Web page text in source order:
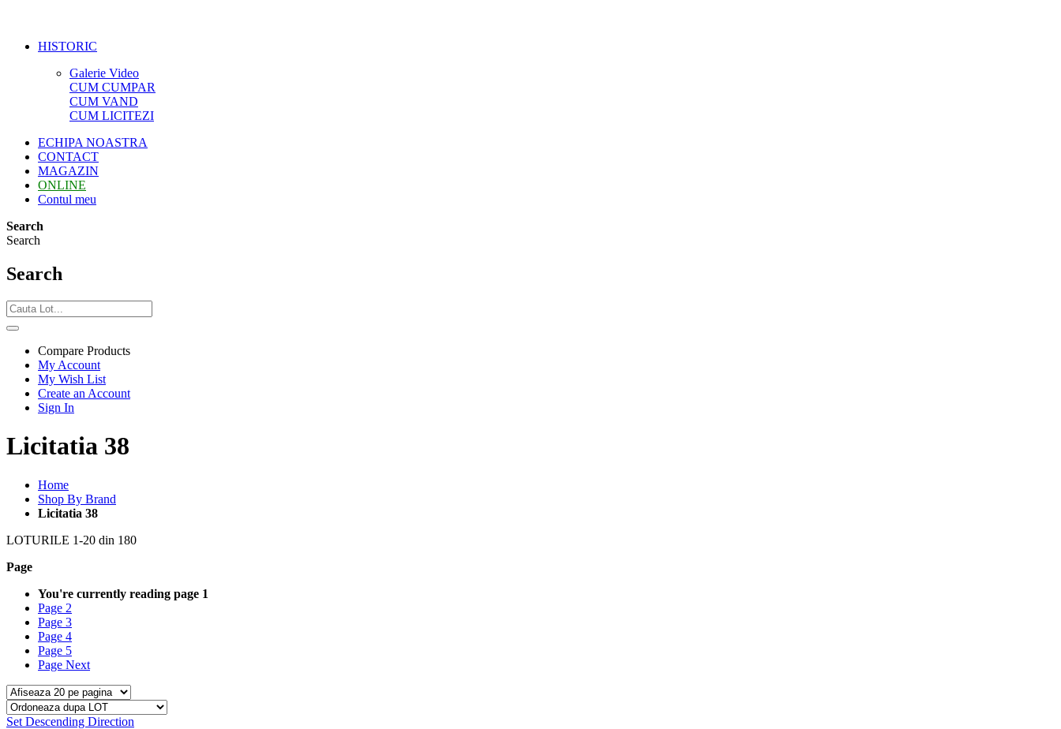
HISTORIC
Galerie Video
CUM CUMPAR
CUM VAND
CUM LICITEZI
ECHIPA NOASTRA
CONTACT
MAGAZIN
ONLINE
Contul meu
Search
Search
Search
Compare Products
My Account
My Wish List
Create an Account
Sign In
Licitatia 38
Home
Shop By Brand
Licitatia 38
LOTURILE 1-20 din 180
Page
You're currently reading page 1
Page 2
Page 3
Page 4
Page 5
Page Next
Set Descending Direction